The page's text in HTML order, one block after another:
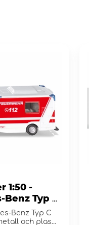
1:50 -
Benz Typ C
Benz Typ C
och plast